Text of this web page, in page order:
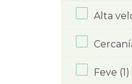
Alta
Feve (1)